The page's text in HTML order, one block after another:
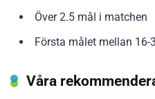
Över 2.5 mål i matchen
Första målet mellan 16-
Våra